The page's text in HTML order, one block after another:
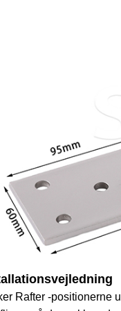
Rafter -positionerne